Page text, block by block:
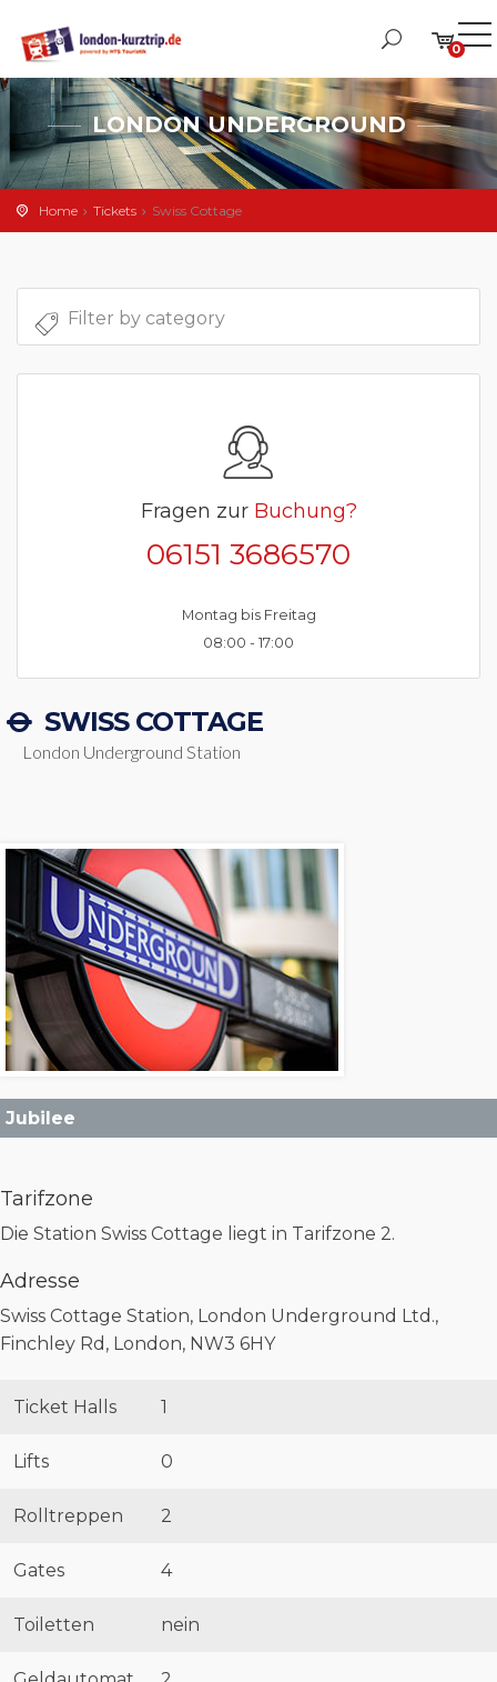
0
LONDON UNDERGROUND
Home Tickets Swiss Cottage
Fragen zur Buchung?
06151 3686570
Montag bis Freitag
08:00 - 17:00
SWISS COTTAGE
London Underground Station
Jubilee
Tarifzone
Die Station Swiss Cottage liegt in Tarifzone 2.
Adresse
Swiss Cottage Station, London Underground Ltd.,
Finchley Rd, London, NW3 6HY
Ticket Halls 1
Lifts 0
Rolltreppen 2
Gates 4
Toiletten nein